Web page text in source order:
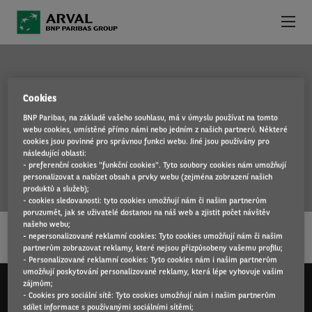
I30
…
PROČ SI VYBRAT ARVAL
SLUŽBY K LEASINGU
KONTAKT
NOVINKY
Cookies
BNP Paribas, na základě vašeho souhlasu, má v úmyslu používat na tomto
webu cookies, umístěné přímo námi nebo jedním z našich partnerů. Některé
cookies jsou povinné pro správnou funkci webu. Jiné jsou používány pro
následující oblasti:
- preferenční cookies "funkční cookies". Tyto soubory cookies nám umožňují
personalizovat a nabízet obsah a prvky webu (zejména zobrazení našich
produktů a služeb);
- cookies sledovanosti: tyto cookies umožňují nám či našim partnerům
poruzumět, jak se uživatelé dostanou na náš web a zjistit počet návštěv
našeho webu;
- nepersonalizované reklamní cookies: Tyto cookies umožňují nám či našim
partnerům zobrazovat reklamy, které nejsou přizpůsobeny vašemu profilu;
- Personalizované reklamní cookies: Tyto cookies nám i našim partnerům
umožňují poskytování personalizované reklamy, která lépe vyhovuje vašim
zájmům;
- Cookies pro sociální sítě: Tyto cookies umožňují nám i našim partnerům
sdílet informace s používanými sociálními sítěmi;